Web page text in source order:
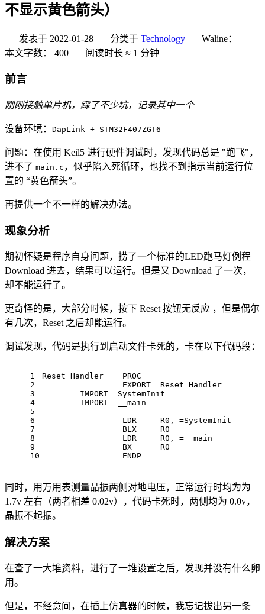
不显示黄色箭头）
发表于 2022-01-28 分类于 Technology
Waline：
本文字数：
400 阅读时长 ≈ 1 分钟
前言
刚刚接触单片机，踩了不少坑，记录其中一个
设备环境： DapLink + STM32F407ZGT6
问题：在使用 Keil5 进行硬件调试时，发现代码总是 "跑飞"，
进不了 main.c ，似乎陷入死循环，也找不到指示当前运行位
置的 “黄色箭头”。
再提供一个不一样的解决办法。
现象分析
期初怀疑是程序自身问题，捞了一个标准的LED跑马灯例程
Download 进去，结果可以运行。但是又 Download 了一次，
却不能运行了。
更奇怪的是，大部分时候，按下 Reset 按钮无反应 ，但是偶尔
有几次，Reset 之后却能运行。
调试发现，代码是执行到启动文件卡死的，卡在以下代码段：
1
2
3
4
5
6
7
8
9
10
Reset_Handler    PROC
EXPORT  Reset_Handler
        IMPORT  SystemInit
        IMPORT  __main
                 LDR     R0, =SystemInit
                 BLX     R0
                 LDR     R0, =__main
                 BX      R0
                 ENDP
同时，用万用表测量晶振两侧对地电压，正常运行时均为为
1.7v 左右（两者相差 0.02v），代码卡死时，两侧均为 0.0v，
晶振不起振。
解决方案
在查了一大堆资料，进行了一堆设置之后，发现并没有什么卵
用。
但是，不经意间，在插上仿真器的时候，我忘记拔出另一条